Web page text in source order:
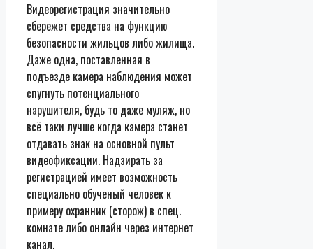
Видеорегистрация значительно
сбережет средства на функцию
безопасности жильцов либо жилища.
Даже одна, поставленная в
подъезде камера наблюдения может
спугнуть потенциального
нарушителя, будь то даже муляж, но
всё таки лучше когда камера станет
отдавать знак на основной пульт
видеофиксации. Надзирать за
регистрацией имеет возможность
специально обученый человек к
примеру охранник (сторож) в спец.
комнате либо онлайн через интернет
канал.